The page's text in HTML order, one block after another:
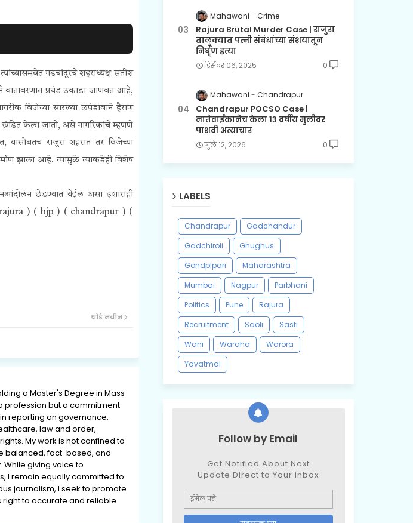
गडचांदूरचे शहराध्यक्ष सतीश
वातावरणात प्रचंड उकाडा जाणवत आहे,
विजेच्या सारख्या लपंडावाने हैराण
खंडित केला जातो, असे नागरिकांचे म्हणणे
राजुरा शहरात तर विजेच्या
झाला आहे. त्यामुळे त्याकडेही विशेष
छेडण्यात येईल असा इशाराही
( rajura ) ( bjp ) ( chandrapur ) (
थोडे नवीन
a Master's Degree in Mass
profession but a commitment
reporting on governance,
law and order,
My work is not confined to
balanced, fact-based, and
giving voice to
I remain equally committed to
journalism, I seek to promote
to accurate and reliable
Mahawani Crime
Rajura Brutal Murder Case | राजुरा
तालुक्यात पत्नी संबंधांच्या संशयातून
निर्घृण हत्या
डिसेंबर ०६, २०२५ 0
Mahawani Chandrapur
Chandrapur POCSO Case |
नातेवाईकानेच केला १३ वर्षीय मुलीवर
पाशवी अत्याचार
जुलै १२, २०२६ 0
LABELS
Chandrapur
Gadchandur
Gadchiroli
Ghughus
Gondpipari
Maharashtra
Mumbai
Nagpur
Parbhani
Politics
Pune
Rajura
Recruitment
Saoli
Sasti
Wani
Wardha
Warora
Yavatmal
Follow by Email
Get Notified About Next
Update Direct to Your inbox